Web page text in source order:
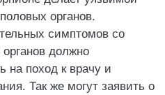
органов.
симптомов со
должно
на поход к врачу и
Так же могут заявить о